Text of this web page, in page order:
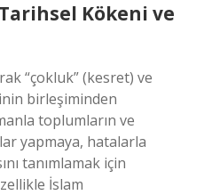
Kökeni ve
“çokluk” (kesret) ve
birleşiminden
toplumların ve
yapmaya, hatalarla
tanımlamak için
İslam